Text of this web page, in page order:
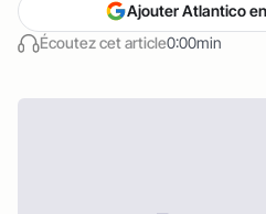
Écoutez cet article0:00min
Ajouter Atlantico